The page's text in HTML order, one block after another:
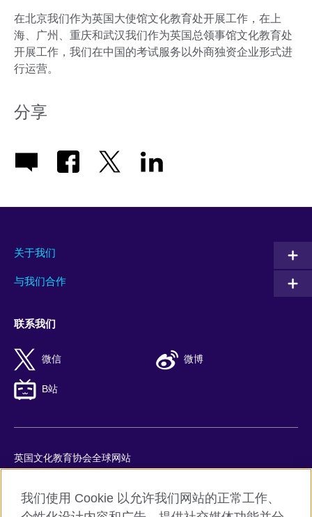
在北京我们作为英国大使馆文化教育处开展工作，在上
海、广州、重庆和武汉我们作为英国总领事馆文化教育处
开展工作，我们在中国的考试服务以外商独资企业形式进
行运营。
分享
关于我们
与我们合作
联系我们
微信 微博
B站
英国文化教育协会全球网站
Cookie
我们使用 Cookie 以允许我们网站的正常工作、